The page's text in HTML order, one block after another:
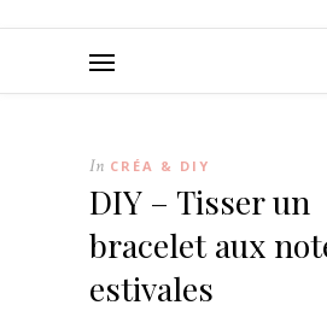
In CRÉA & DIY
DIY – Tisser un
bracelet aux
estivales